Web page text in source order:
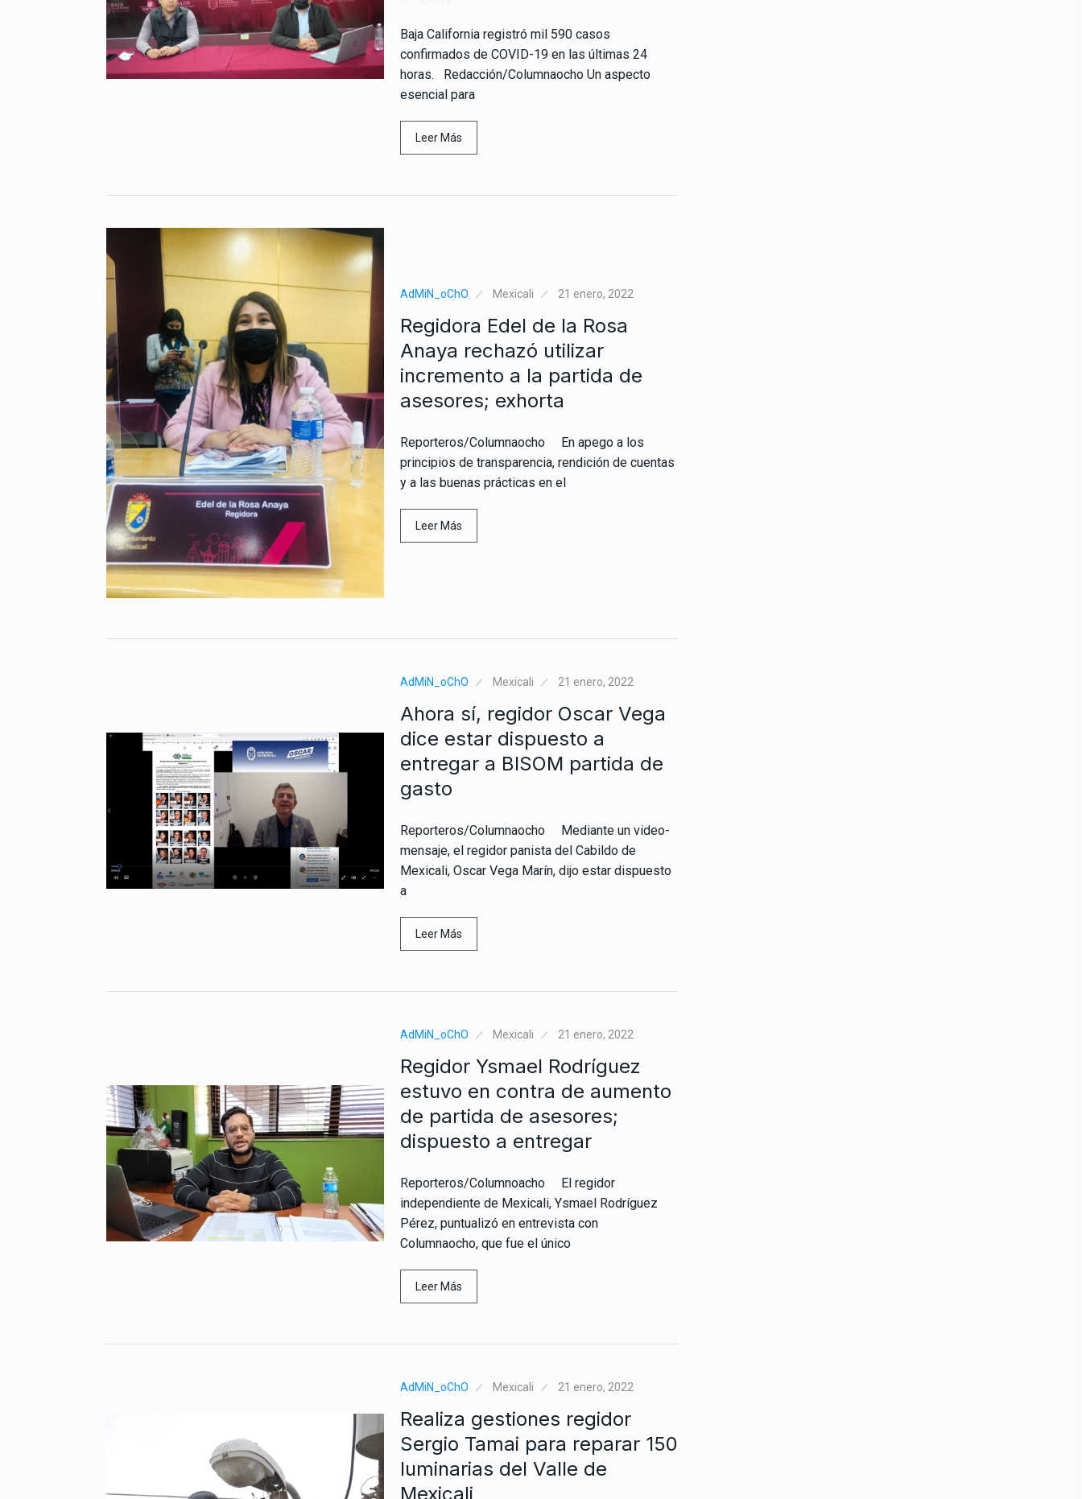
Baja California registró mil 590 casos
confirmados de COVID-19 en las últimas 24
horas. Redacción/Columnaocho Un aspecto
esencial para
Leer Más
AdMiN_oChO Mexicali 21 enero, 2022
Regidora Edel de la Rosa
Anaya rechazó utilizar
incremento a la partida de
asesores; exhorta
Reporteros/Columnaocho En apego a los
principios de transparencia, rendición de cuentas
y a las buenas prácticas en el
Leer Más
AdMiN_oChO Mexicali 21 enero, 2022
Ahora sí, regidor Oscar Vega
dice estar dispuesto a
entregar a BISOM partida de
gasto
Reporteros/Columnaocho Mediante un video-
mensaje, el regidor panista del Cabildo de
Mexicali, Oscar Vega Marín, dijo estar dispuesto
a
Leer Más
AdMiN_oChO Mexicali 21 enero, 2022
Regidor Ysmael Rodríguez
estuvo en contra de aumento
de partida de asesores;
dispuesto a entregar
Reporteros/Columnoacho El regidor
independiente de Mexicali, Ysmael Rodríguez
Pérez, puntualizó en entrevista con
Columnaocho, que fue el único
Leer Más
AdMiN_oChO Mexicali 21 enero, 2022
Realiza gestiones regidor
Sergio Tamai para reparar 150
luminarias del Valle de
Mexicali